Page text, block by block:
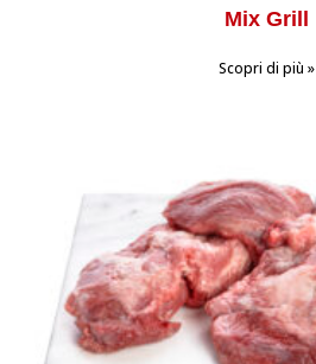
Mix Grill
Scopri di più »